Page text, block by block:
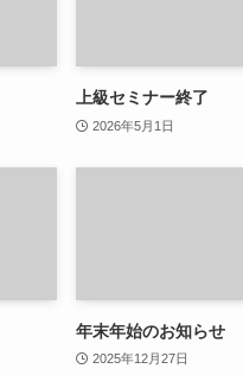
上級セミナー終了
2026年5月1日
年末年始のお知らせ
2025年12月27日